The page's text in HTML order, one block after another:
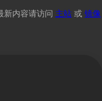
新内容请访问 主站 或 镜像